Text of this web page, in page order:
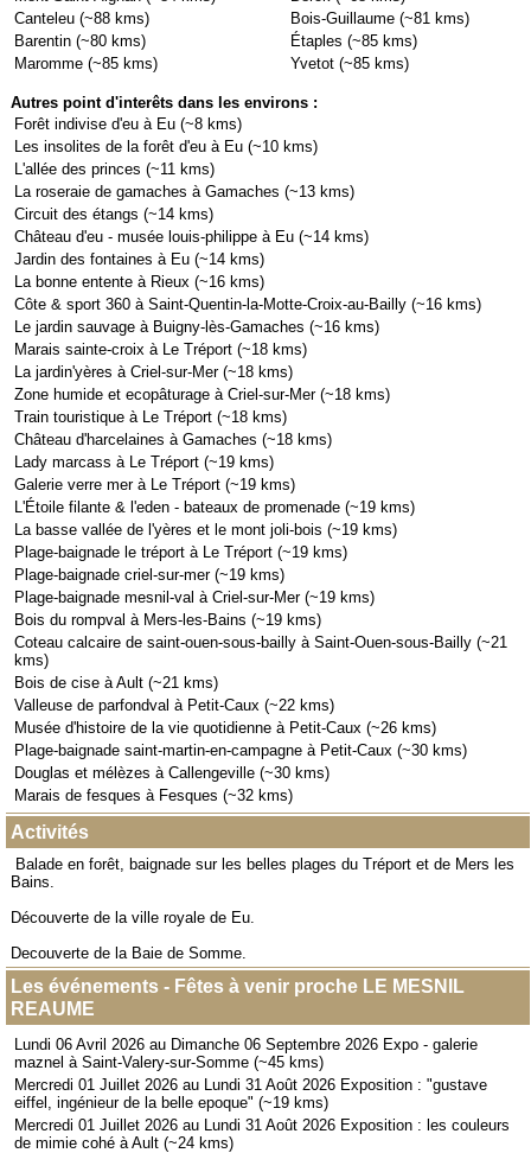
Canteleu (~88 kms)
Bois-Guillaume (~81 kms)
Barentin (~80 kms)
Étaples (~85 kms)
Maromme (~85 kms)
Yvetot (~85 kms)
Autres point d'interêts dans les environs :
Forêt indivise d'eu à Eu (~8 kms)
Les insolites de la forêt d'eu à Eu (~10 kms)
L'allée des princes (~11 kms)
La roseraie de gamaches à Gamaches (~13 kms)
Circuit des étangs (~14 kms)
Château d'eu - musée louis-philippe à Eu (~14 kms)
Jardin des fontaines à Eu (~14 kms)
La bonne entente à Rieux (~16 kms)
Côte & sport 360 à Saint-Quentin-la-Motte-Croix-au-Bailly (~16 kms)
Le jardin sauvage à Buigny-lès-Gamaches (~16 kms)
Marais sainte-croix à Le Tréport (~18 kms)
La jardin'yères à Criel-sur-Mer (~18 kms)
Zone humide et ecopâturage à Criel-sur-Mer (~18 kms)
Train touristique à Le Tréport (~18 kms)
Château d'harcelaines à Gamaches (~18 kms)
Lady marcass à Le Tréport (~19 kms)
Galerie verre mer à Le Tréport (~19 kms)
L'Étoile filante & l'eden - bateaux de promenade (~19 kms)
La basse vallée de l'yères et le mont joli-bois (~19 kms)
Plage-baignade le tréport à Le Tréport (~19 kms)
Plage-baignade criel-sur-mer (~19 kms)
Plage-baignade mesnil-val à Criel-sur-Mer (~19 kms)
Bois du rompval à Mers-les-Bains (~19 kms)
Coteau calcaire de saint-ouen-sous-bailly à Saint-Ouen-sous-Bailly (~21
kms)
Bois de cise à Ault (~21 kms)
Valleuse de parfondval à Petit-Caux (~22 kms)
Musée d'histoire de la vie quotidienne à Petit-Caux (~26 kms)
Plage-baignade saint-martin-en-campagne à Petit-Caux (~30 kms)
Douglas et mélèzes à Callengeville (~30 kms)
Marais de fesques à Fesques (~32 kms)
Activités
Balade en forêt, baignade sur les belles plages du Tréport et de Mers les
Bains.
Découverte de la ville royale de Eu.
Decouverte de la Baie de Somme.
Les événements - Fêtes à venir proche LE MESNIL
REAUME
Lundi 06 Avril 2026 au Dimanche 06 Septembre 2026 Expo - galerie
maznel à Saint-Valery-sur-Somme (~45 kms)
Mercredi 01 Juillet 2026 au Lundi 31 Août 2026 Exposition : "gustave
eiffel, ingénieur de la belle epoque" (~19 kms)
Mercredi 01 Juillet 2026 au Lundi 31 Août 2026 Exposition : les couleurs
de mimie cohé à Ault (~24 kms)